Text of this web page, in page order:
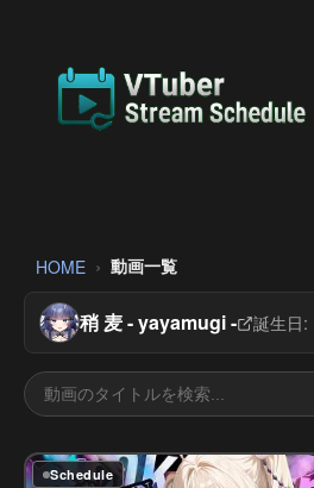
HOME 動画一覧
稍 麦 - yayamugi - 誕生日:
Schedule